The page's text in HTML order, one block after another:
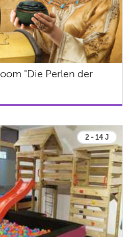
"Die Perlen der
2 - 14 J